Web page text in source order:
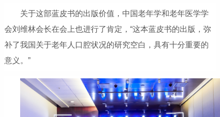
关于这部蓝皮书的出版价值，中国老年学和老年医学学
会刘维林会长在会上也进行了肯定，“这本蓝皮书的出版，弥
补了我国关于老年人口腔状况的研究空白，具有十分重要的
意义。”